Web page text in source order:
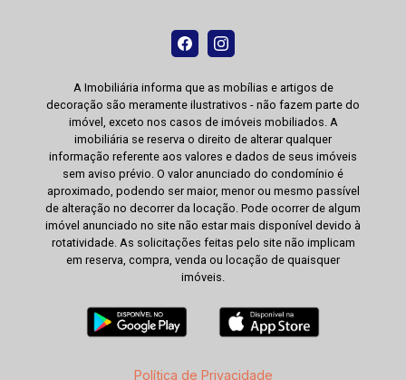
A Imobiliária informa que as mobílias e artigos de
decoração são meramente ilustrativos - não fazem parte do
imóvel, exceto nos casos de imóveis mobiliados. A
imobiliária se reserva o direito de alterar qualquer
informação referente aos valores e dados de seus imóveis
sem aviso prévio. O valor anunciado do condomínio é
aproximado, podendo ser maior, menor ou mesmo passível
de alteração no decorrer da locação. Pode ocorrer de algum
imóvel anunciado no site não estar mais disponível devido à
rotatividade. As solicitações feitas pelo site não implicam
em reserva, compra, venda ou locação de quaisquer
imóveis.
Política de Privacidade